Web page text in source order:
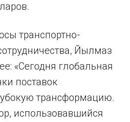
транспортно-
Йылмаз
«Сегодня глобальная
поставок
трансформацию.
использовавшийся